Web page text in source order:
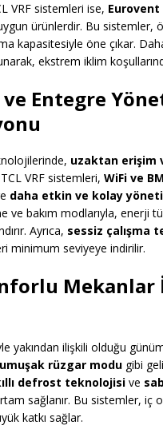
VRF sistemleri ise,
ürünlerdir. Bu sistemler,
kapasitesiyle öne çıkar.
ekstrem iklim
Entegre
uzaktan erişim
VRF sistemleri, WiFi ve
daha etkin ve kolay
ve bakım modlarıyla, enerji
Ayrıca, sessiz çalışma
minimum seviyeye indirilir.
yakından ilişkili olduğu
rüzgar modugibi
defrost teknolojisive
sağlanır. Bu sistemler, iç
katkı sağlar.